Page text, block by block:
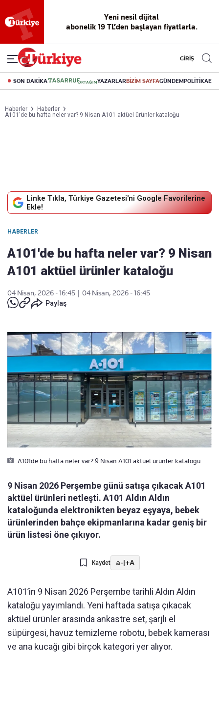
Yeni nesil dijital
abonelik 19 TL’den başlayan fiyatlarla.
GİRİŞ
SON DAKİKA YAZARLARBİZİM SAYFAGÜNDEMPOLİTİKA
Haberler
Haberler
A101'de bu hafta neler var? 9 Nisan A101 aktüel ürünler kataloğu
Linke Tıkla, Türkiye Gazetesi'ni Google Favorilerine
Ekle!
HABERLER
A101'de bu hafta neler var? 9 Nisan
A101 aktüel ürünler kataloğu
04 Nisan, 2026 - 16:45
04 Nisan, 2026 - 16:45
Paylaş
A101de bu hafta neler var? 9 Nisan A101 aktüel ürünler kataloğu
9 Nisan 2026 Perşembe günü satışa çıkacak A101
aktüel ürünleri netleşti. A101 Aldın Aldın
kataloğunda elektronikten beyaz eşyaya, bebek
ürünlerinden bahçe ekipmanlarına kadar geniş bir
ürün listesi öne çıkıyor.
Kaydet a-|+A
A101’in 9 Nisan 2026 Perşembe tarihli Aldın Aldın
kataloğu yayımlandı. Yeni haftada satışa çıkacak
aktüel ürünler arasında ankastre set, şarjlı el
süpürgesi, havuz temizleme robotu, bebek kamerası
ve ana kucağı gibi birçok kategori yer alıyor.